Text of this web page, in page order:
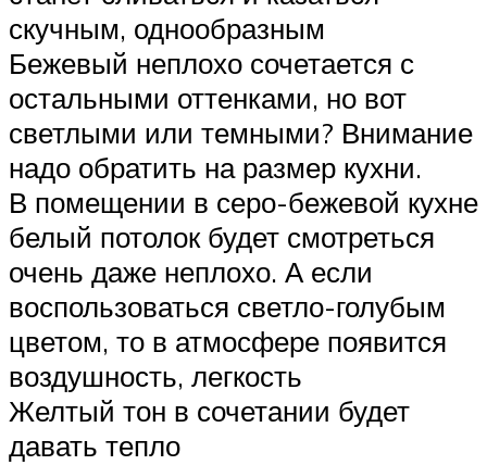
скучным, однообразным
Бежевый неплохо сочетается с
остальными оттенками, но вот
светлыми или темными? Внимание
надо обратить на размер кухни.
В помещении в серо-бежевой кухне
белый потолок будет смотреться
очень даже неплохо. А если
воспользоваться светло-голубым
цветом, то в атмосфере появится
воздушность, легкость
Желтый тон в сочетании будет
давать тепло